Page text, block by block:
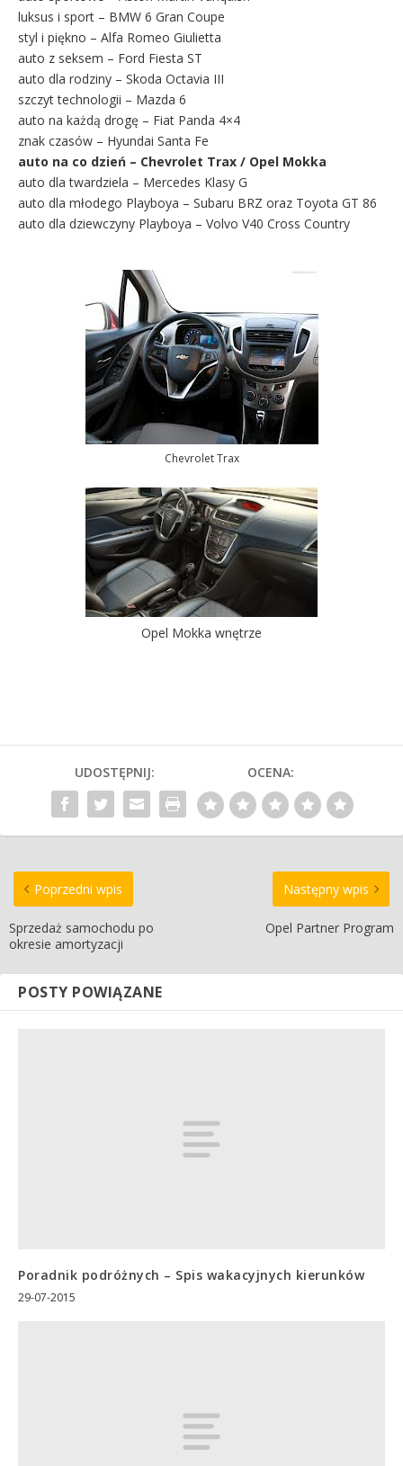
luksus i sport – BMW 6 Gran Coupe
styl i piękno – Alfa Romeo Giulietta
auto z seksem – Ford Fiesta ST
auto dla rodziny – Skoda Octavia III
szczyt technologii – Mazda 6
auto na każdą drogę – Fiat Panda 4×4
znak czasów – Hyundai Santa Fe
auto na co dzień – Chevrolet Trax / Opel Mokka
auto dla twardziela – Mercedes Klasy G
auto dla młodego Playboya – Subaru BRZ oraz Toyota GT 86
auto dla dziewczyny Playboya – Volvo V40 Cross Country
Chevrolet Trax
Opel Mokka wnętrze
UDOSTĘPNIJ: OCENA:
Poprzedni wpis
Sprzedaż samochodu po
okresie amortyzacji
Następny wpis
Opel Partner Program
POSTY POWIĄZANE
Poradnik podróżnych – Spis wakacyjnych kierunków
29-07-2015